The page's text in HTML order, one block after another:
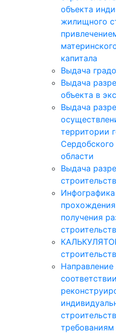
объекта
жилищного
капитала
Выдача
Выдача
объекта в
Выдача
территории
области
Выдача
получения
требованиям